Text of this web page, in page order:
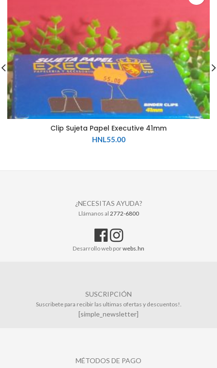
Clip Sujeta Papel Executive 41mm
HNL55.00
¿NECESITAS AYUDA?
Llámanos al 2772-6800
Desarrollo web porwebs.hn
SUSCRIPCIÓN
Suscribete para recibir las ultimas ofertas y descuentos!.
[simple_newsletter]
MÉTODOS DE PAGO